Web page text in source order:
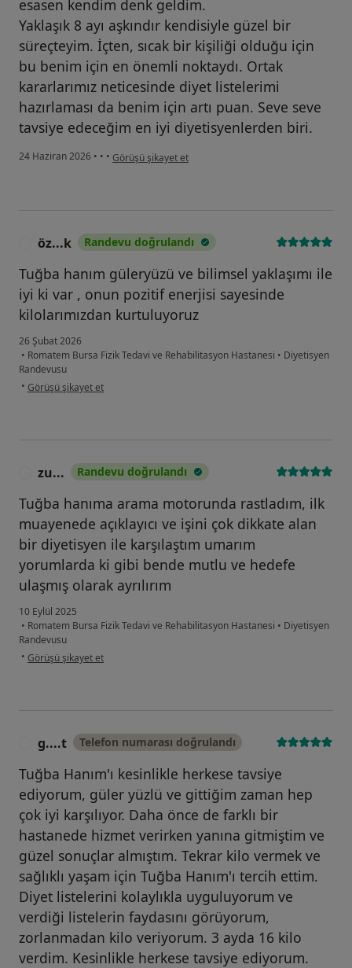
esasen kendim denk geldim.
Yaklaşık 8 ayı aşkındır kendisiyle güzel bir
süreçteyim. İçten, sıcak bir kişiliği olduğu için
bu benim için en önemli noktaydı. Ortak
kararlarımız neticesinde diyet listelerimi
hazırlaması da benim için artı puan. Seve seve
tavsiye edeceğim en iyi diyetisyenlerden biri.
24 Haziran 2026 • • • kullanıcının görüşüne göre b...
Görüşü şikayet et
öz...k Randevu doğrulandı
Tuğba hanım güleryüzü ve bilimsel yaklaşımı ile
iyi ki var , onun pozitif enerjisi sayesinde
kilolarımızdan kurtuluyoruz
26 Şubat 2026
• Romatem Bursa Fizik Tedavi ve Rehabilitasyon Hastanesi • Diyetisyen
Randevusu
• kullanıcının görüşüne göre öz...k
Görüşü şikayet et
zu... Randevu doğrulandı
Tuğba hanıma arama motorunda rastladım, ilk
muayenede açıklayıcı ve işini çok dikkate alan
bir diyetisyen ile karşılaştım umarım
yorumlarda ki gibi bende mutlu ve hedefe
ulaşmış olarak ayrılırım
10 Eylül 2025
• Romatem Bursa Fizik Tedavi ve Rehabilitasyon Hastanesi • Diyetisyen
Randevusu
• kullanıcının görüşüne göre zu...
Görüşü şikayet et
g....t Telefon numarası doğrulandı
Tuğba Hanım'ı kesinlikle herkese tavsiye
ediyorum, güler yüzlü ve gittiğim zaman hep
çok iyi karşılıyor. Daha önce de farklı bir
hastanede hizmet verirken yanına gitmiştim ve
güzel sonuçlar almıştım. Tekrar kilo vermek ve
sağlıklı yaşam için Tuğba Hanım'ı tercih ettim.
Diyet listelerini kolaylıkla uyguluyorum ve
verdiği listelerin faydasını görüyorum,
zorlanmadan kilo veriyorum. 3 ayda 16 kilo
verdim. Kesinlikle herkese tavsiye ediyorum.